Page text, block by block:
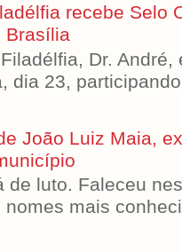
recebe Selo
Brasília
Dr.
dia 23,
João Luiz Maia,
de luto. Faleceu
nomes mais